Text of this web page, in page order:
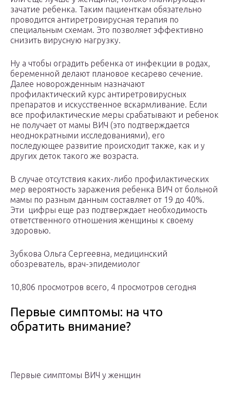
зачатие ребенка. Таким пациенткам обязательно
проводится антиретровирусная терапия по
специальным схемам. Это позволяет эффективно
снизить вирусную нагрузку.
Ну а чтобы оградить ребенка от инфекции в родах,
беременной делают плановое кесарево сечение.
Далее новорожденным назначают
профилактический курс антиретровирусных
препаратов и искусственное вскармливание. Если
все профилактические меры срабатывают и ребенок
не получает от мамы ВИЧ (это подтверждается
неоднократными исследованиями), его
последующее развитие происходит также, как и у
других деток такого же возраста.
В случае отсутствия каких-либо профилактических
мер вероятность заражения ребенка ВИЧ от больной
мамы по разным данным составляет от 19 до 40%.
Эти цифры еще раз подтверждает необходимость
ответственного отношения женщины к своему
здоровью.
Зубкова Ольга Сергеевна, медицинский
обозреватель, врач-эпидемиолог
10,806 просмотров всего, 4 просмотров сегодня
Первые симптомы: на что
обратить внимание?
Первые симптомы ВИЧ у женщин